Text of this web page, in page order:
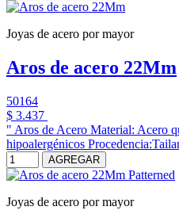
Joyas de acero por mayor
Aros de acero 22Mm
50164
$ 3.437
" Aros de Acero Material: Acero
hipoalergénicos
AGREGAR
Joyas de acero por mayor